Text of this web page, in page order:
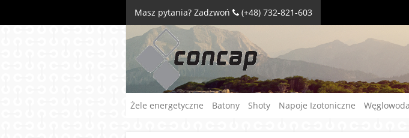
Masz pytania? Zadzwoń (+48) 732-821-603
Żele energetyczne Batony Shoty Napoje Izotoniczne